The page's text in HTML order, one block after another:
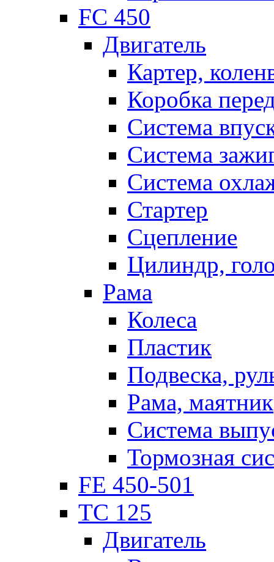
FC 450
Двигатель
Картер,
Коробка
Система
Система
Система
Стартер
Сцепление
Цилиндр,
Рама
Колеса
Пластик
Подвеска,
Рама, маятник
Система
Тормозная
FE 450-501
TC 125
Двигатель